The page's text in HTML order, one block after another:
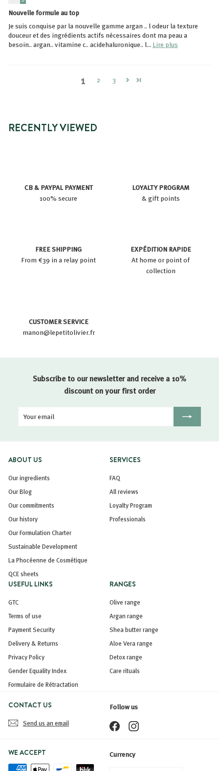
Nouvelle formule au top
Je suis conquise par la nouvelle gamme argan .. l odeur la texture
douceur et des ingrédients actifs nécessaires dont ma peau a
besoin.. argan.. vitamine c.. acidehaluronique.. l... Lire plus
1 2 3
RECENTLY VIEWED
CB & PAYPAL PAYMENT
100% secure
LOYALTY PROGRAM
& gift points
FREE SHIPPING
From €39 in a relay point
EXPÉDITION RAPIDE
At home or point of
collection
CUSTOMER SERVICE
manon@lepetitolivier.fr
Subscribe to our newsletter and receive a 10%
discount on your first order
Your
Registration
ABOUT US
Our ingredients
Our Blog
Our commitments
Our history
Our Formulation Charter
Sustainable Development
La Phocéenne de Cosmétique
QCE sheets
SERVICES
FAQ
All reviews
Loyalty Program
Professionals
USEFUL LINKS
GTC
Terms of use
Payment Security
Delivery & Returns
Privacy Policy
Gender Equality Index
Formulaire de Rétractation
RANGES
Olive range
Argan range
Shea butter range
Aloe Vera range
Detox range
Care rituals
CONTACT US
Send us an email
Follow us
FacebookInstagram
WE ACCEPT Currency